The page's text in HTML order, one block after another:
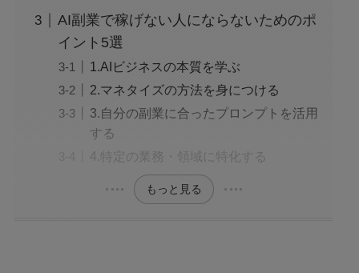
AI副業で稼げない人にならないためのポ
イント5選
1.AIビジネスの本質を学ぶ
2.マネタイズの方法を身につける
3.自分の副業に合ったプロンプトを活用
する
4.特定の業務・領域に特化する
もっと見る